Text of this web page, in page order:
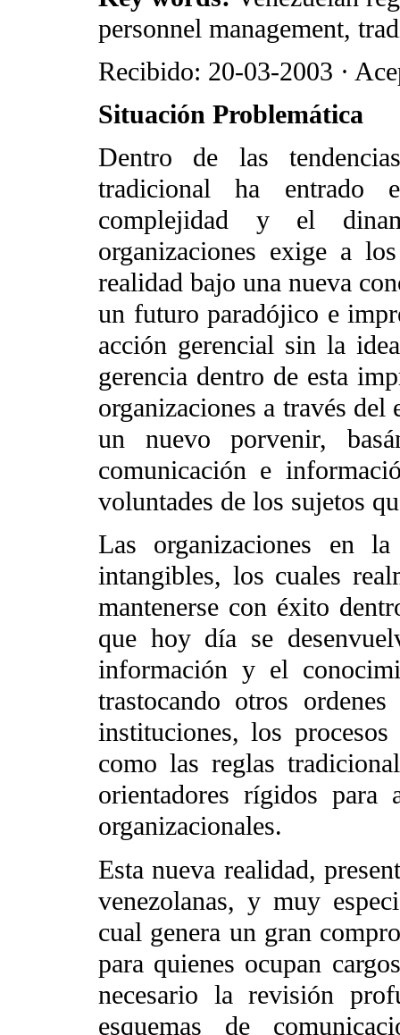
personnel management,
Recibido: 20-03-2003 ·
Situación Problemática
Dentro de las
tradicional ha entrado
complejidad y el
organizaciones exige a
realidad bajo una nueva
un futuro paradójico e
acción gerencial sin la
gerencia dentro de esta
organizaciones a través
un nuevo porvenir,
comunicación e
voluntades de los sujetos
Las organizaciones en
intangibles, los cuales
mantenerse con éxito
que hoy día se
información y el
trastocando otros
instituciones, los procesos
como las reglas
orientadores rígidos
organizacionales.
Esta nueva realidad,
venezolanas, y muy
cual genera un gran
para quienes ocupan
necesario la revisión
esquemas de